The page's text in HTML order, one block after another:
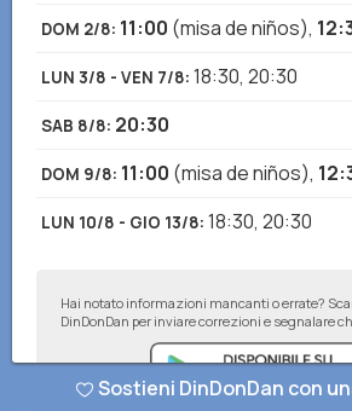
DOM 2/8: 11:00 (misa de niños),
LUN 3/8 - VEN 7/8: 18:30, 20:30
SAB 8/8: 20:30
DOM 9/8: 11:00 (misa de niños),
LUN 10/8 - GIO 13/8: 18:30, 20:30
Hai notato informazioni mancanti o errate?
DinDonDan per inviare correzioni e segnalare
Sostieni DinDonDan con